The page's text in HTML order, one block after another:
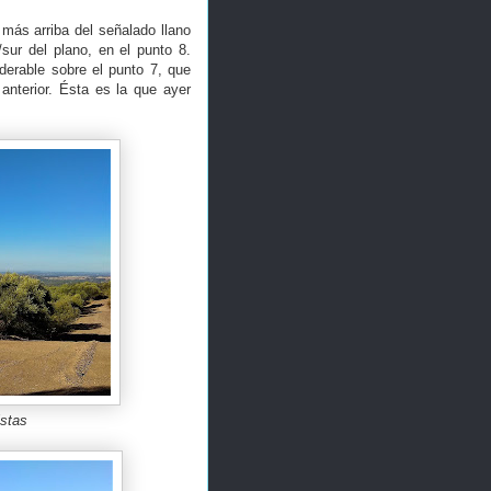
arriba del señalado llano
del plano, en el punto 8.
sobre el punto 7, que
Ésta es la que ayer